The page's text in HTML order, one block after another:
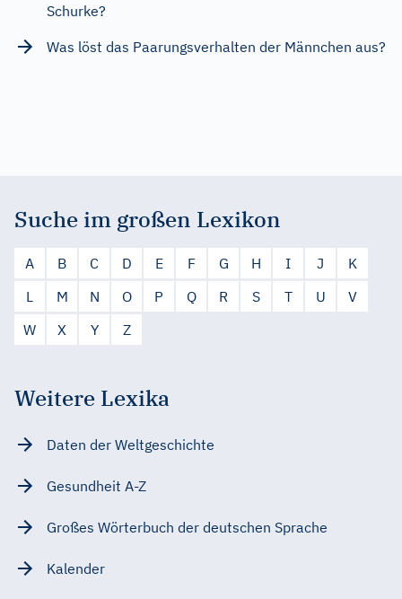
Schurke?
Was löst das Paarungsverhalten der Männchen aus?
Suche im großen Lexikon
A B C D E F G H I J
K
L
M N O P Q R S T U
V
W
X Y Z
Weitere Lexika
Daten der Weltgeschichte
Gesundheit A-Z
Großes Wörterbuch der deutschen Sprache
Kalender